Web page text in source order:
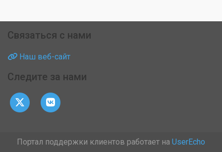
Связаться с нами
Наш веб-сайт
Следите за нами
Портал поддержки клиентов работает на UserEcho